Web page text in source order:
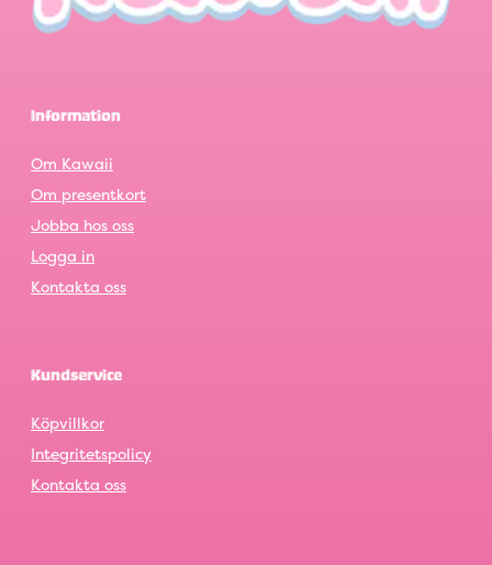
Information
Om Kawaii
Om presentkort
Jobba hos oss
Logga in
Kontakta oss
Kundservice
Köpvillkor
Integritetspolicy
Kontakta oss